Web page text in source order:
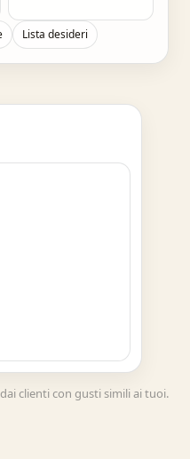
Lista desideri
clienti con gusti simili ai tuoi.